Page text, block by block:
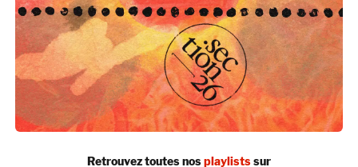
Retrouvez toutes nosplaylistssur